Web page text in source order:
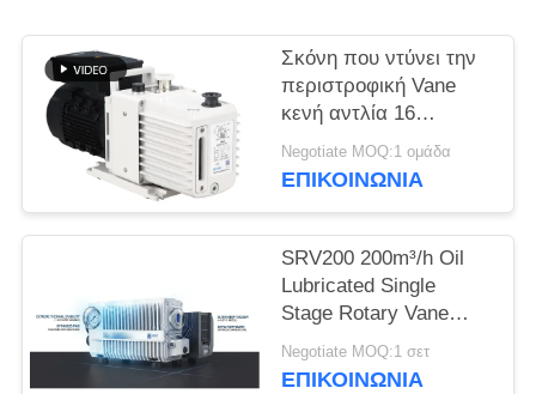
ΠΟΛΙΤΙΚΉ
ΑΠΟΡΡΉΤΟΥ
Σκόνη που ντύνει την
περιστροφική Vane
κενή αντλία 16
ταχύτητα CBM/H 0,55
KW δύναμης DRV16
Negotiate MOQ:1 ομάδα
ΕΠΙΚΟΙΝΩΝΊΑ
SRV200 200m³/h Oil
Lubricated Single
Stage Rotary Vane
Vacuum Pump for
Industrial Vacuum
Negotiate MOQ:1 σετ
ΕΠΙΚΟΙΝΩΝΊΑ